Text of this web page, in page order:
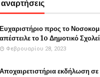
Ευχαριστήριο προς το
απέστειλε το 1o Δημοτικό
Φεβρουαρίου 28, 2023
Αποχαιρετιστήρια εκδήλωση σε